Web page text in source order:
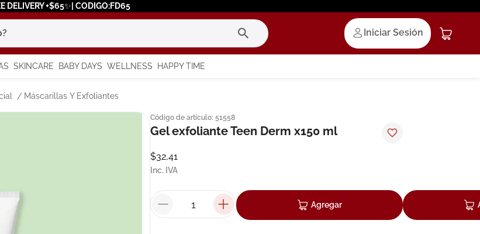
DELIVERY +$65✨| CODIGO:FD65
Iniciar Sesión
SKINCARE BABY DAYS WELLNESS HAPPY TIME
Máscarillas Y Exfoliantes
Código de artículo: 51558
Gel exfoliante Teen Derm x150 ml
$32,41
Inc. IVA
Agregar